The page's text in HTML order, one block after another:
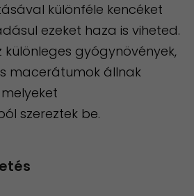
különféle kencéket
ezeket haza is viheted.
gyógynövények,
macerátumok állnak
szereztek be.